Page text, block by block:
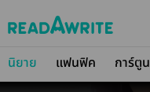
นิยาย แฟนฟิค การ์ตูน